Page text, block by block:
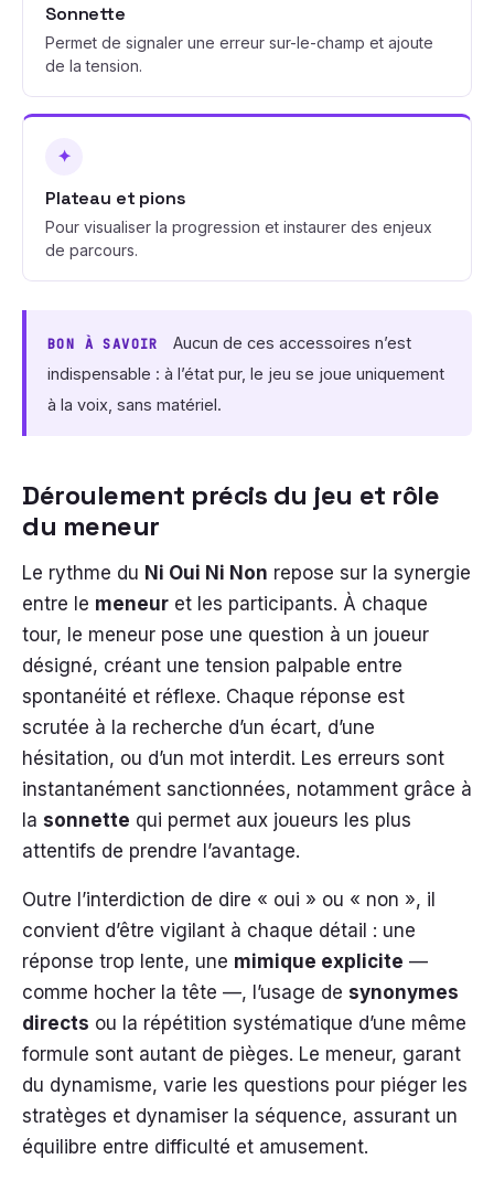
Sonnette
Permet de signaler une erreur sur-le-champ et ajoute
de la tension.
✦
Plateau et pions
Pour visualiser la progression et instaurer des enjeux
de parcours.
BON À SAVOIR
Aucun de ces accessoires n’est
indispensable : à l’état pur, le jeu se joue uniquement
à la voix, sans matériel.
Déroulement précis du jeu et rôle
du meneur
Le rythme du Ni Oui Ni Non repose sur la synergie
entre le meneur et les participants. À chaque
tour, le meneur pose une question à un joueur
désigné, créant une tension palpable entre
spontanéité et réflexe. Chaque réponse est
scrutée à la recherche d’un écart, d’une
hésitation, ou d’un mot interdit. Les erreurs sont
instantanément sanctionnées, notamment grâce à
la sonnette qui permet aux joueurs les plus
attentifs de prendre l’avantage.
Outre l’interdiction de dire « oui » ou « non », il
convient d’être vigilant à chaque détail : une
réponse trop lente, une mimique explicite —
comme hocher la tête —, l’usage de synonymes
directs ou la répétition systématique d’une même
formule sont autant de pièges. Le meneur, garant
du dynamisme, varie les questions pour piéger les
stratèges et dynamiser la séquence, assurant un
équilibre entre difficulté et amusement.